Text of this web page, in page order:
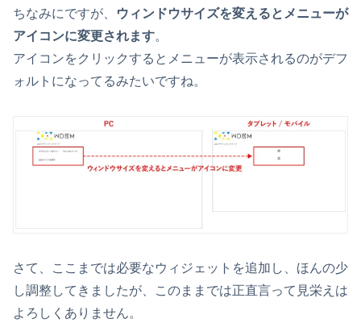
ちなみにですが、
ウィンドウサイズを変えるとメニューが
アイコンに変更されます。
アイコンをクリックするとメニューが表示されるのがデフ
ォルトになってるみたいですね。
さて、ここまでは必要なウィジェットを追加し、ほんの少
し調整してきましたが、このままでは正直言って見栄えは
よろしくありません。